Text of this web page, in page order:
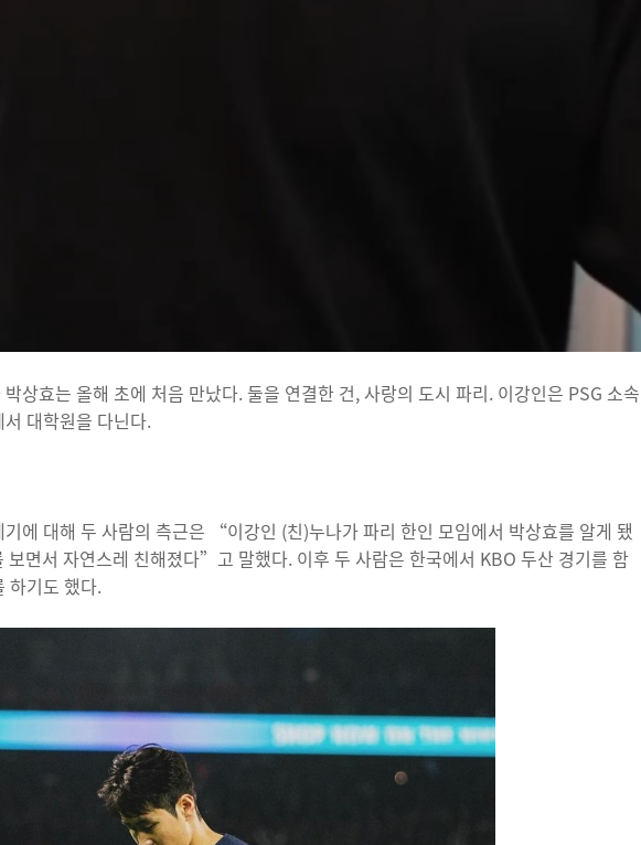
상효는 올해 초에 처음 만났다. 둘을 연결한 건, 사랑의 도시 파리. 이강인은 PSG 소속
대학원을 다닌다.
에 대해 두 사람의 측근은 “이강인 (친)누나가 파리 한인 모임에서 박상효를 알게 됐
면서 자연스레 친해졌다”고 말했다. 이후 두 사람은 한국에서 KBO 두산 경기를 함
하기도 했다.